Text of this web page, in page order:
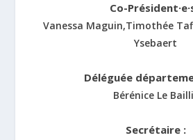
Co-
Vanessa Maguin,Timothée
Ysebaert
Déléguée
Bérénice Le
Secrétaire :